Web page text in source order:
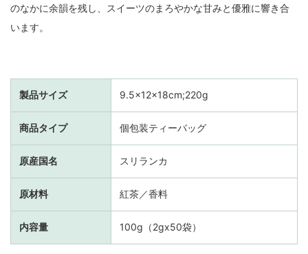
のなかに余韻を残し、スイーツのまろやかな甘みと優雅に響き合
います。
製品サイズ 9.5×12×18cm;220g
商品タイプ 個包装ティーバッグ
原産国名 スリランカ
原材料 紅茶／香料
内容量 100g（2gx50袋）